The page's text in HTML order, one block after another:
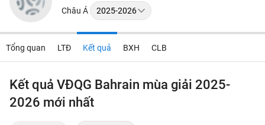
Châu Á
Tổng quan LTĐ Kết quả BXH CLB
Kết quả VĐQG Bahrain mùa giải 2025-
2026 mới nhất